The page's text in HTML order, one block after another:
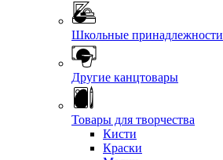
Школьные принадлежности
Другие канцтовары
Товары для творчества
Кисти
Краски